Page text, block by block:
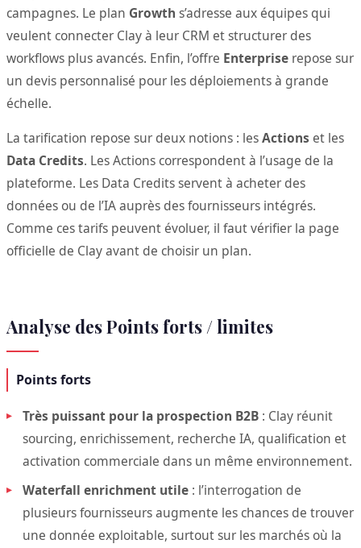
campagnes. Le plan Growth s’adresse aux équipes qui
veulent connecter Clay à leur CRM et structurer des
workflows plus avancés. Enfin, l’offre Enterprise repose sur
un devis personnalisé pour les déploiements à grande
échelle.
La tarification repose sur deux notions : lesActions et les
Data Credits. Les Actions correspondent à l’usage de la
plateforme. Les Data Credits servent à acheter des
données ou de l’IA auprès des fournisseurs intégrés.
Comme ces tarifs peuvent évoluer, il faut vérifier la page
officielle de Clay avant de choisir un plan.
Analyse des Points forts / limites
Points forts
Très puissant pour la prospection B2B : Clay réunit
sourcing, enrichissement, recherche IA, qualification et
activation commerciale dans un même environnement.
Waterfall enrichment utile : l’interrogation de
plusieurs fournisseurs augmente les chances de trouver
une donnée exploitable, surtout sur les marchés où la